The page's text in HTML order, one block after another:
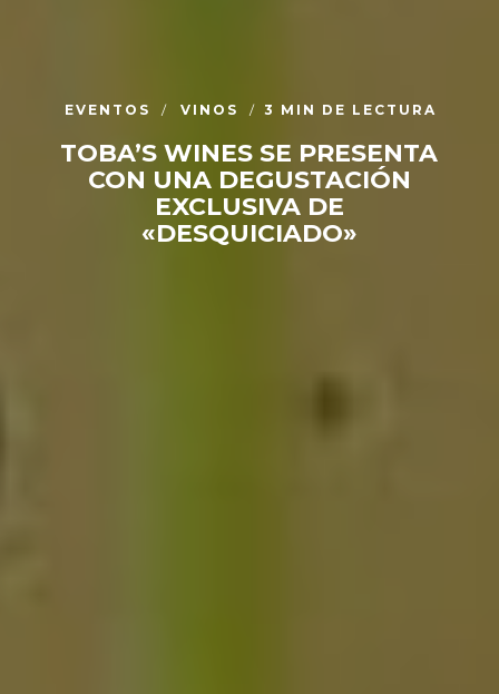
EVENTOS VINOS 3 MIN DE LECTURA
TOBA’S WINES SE PRESENTA
CON UNA DEGUSTACIÓN
EXCLUSIVA DE
«DESQUICIADO»